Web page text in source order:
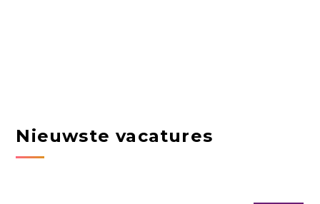
Nieuwste vacatures